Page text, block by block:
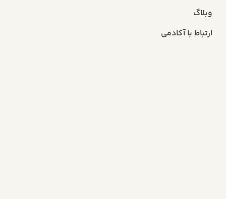
وبلاگ
ارتباط با آکادمی